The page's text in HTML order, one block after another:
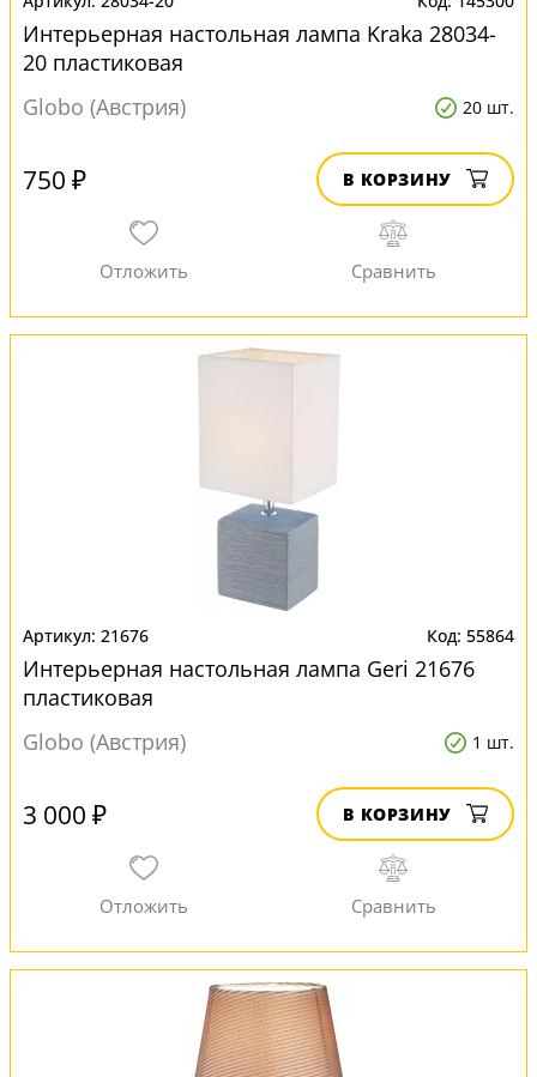
Интерьерная настольная лампа Kraka 28034-
20 пластиковая
Globo (Австрия)
20 шт.
750 ₽ В КОРЗИНУ
21676 55864
Интерьерная настольная лампа Geri 21676
пластиковая
Globo (Австрия)
1 шт.
3 000 ₽ В КОРЗИНУ